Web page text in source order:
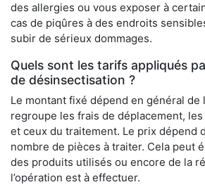
des allergies ou vous exposer à
cas de piqûres à des endroits
subir de sérieux dommages.
Quels sont les tarifs appliqués
de désinsectisation ?
Le montant fixé dépend en général de
regroupe les frais de déplacement,
et ceux du traitement. Le prix dépend
nombre de pièces à traiter. Cela peut
des produits utilisés ou encore de la
l’opération est à effectuer.